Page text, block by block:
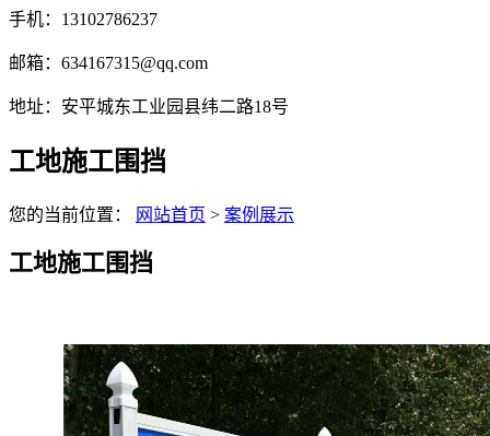
手机：13102786237
邮箱：634167315@qq.com
地址：安平城东工业园县纬二路18号
工地施工围挡
您的当前位置： 网站首页 > 案例展示
工地施工围挡